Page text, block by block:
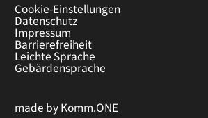
Cookie-Einstellungen
Datenschutz
Impressum
Barrierefreiheit
Leichte Sprache
Gebärdensprache
made byKomm.ONE